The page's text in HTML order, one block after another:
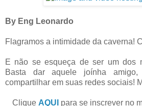
By Eng Leonardo
Flagramos a intimidade da caverna!
E não se esqueça de ser um dos
Basta dar aquele joínha
compartilhar em suas redes sociais!
Clique AQUI para se inscrever no